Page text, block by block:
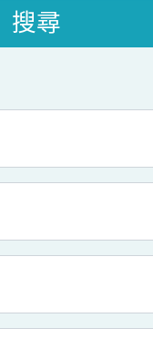
搜尋